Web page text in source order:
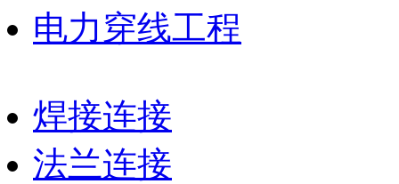
电力穿线工程
焊接连接
法兰连接